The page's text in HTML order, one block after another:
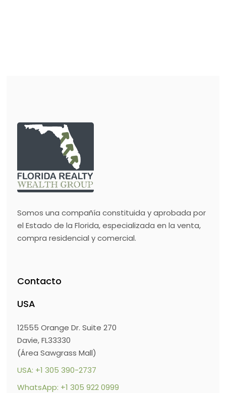
Somos una compañía constituida y aprobada por
el Estado de la Florida, especializada en la venta,
compra residencial y comercial.
Contacto
USA
12555 Orange Dr. Suite 270
Davie, FL33330
(Área Sawgrass Mall)
USA: +1 305 390-2737
WhatsApp: +1 305 922 0999